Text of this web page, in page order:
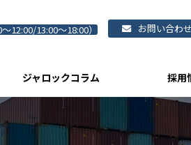
12:00/13:00～18:00） お問い合わせ
ジャロックコラム 採用